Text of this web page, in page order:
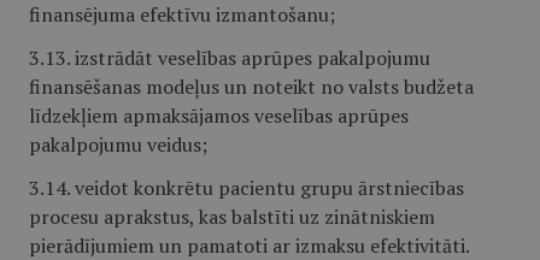
finansējuma efektīvu izmantošanu;
3.13. izstrādāt veselības aprūpes pakalpojumu
finansēšanas modeļus un noteikt no valsts budžeta
līdzekļiem apmaksājamos veselības aprūpes
pakalpojumu veidus;
3.14. veidot konkrētu pacientu grupu ārstniecības
procesu aprakstus, kas balstīti uz zinātniskiem
pierādījumiem un pamatoti ar izmaksu efektivitāti.